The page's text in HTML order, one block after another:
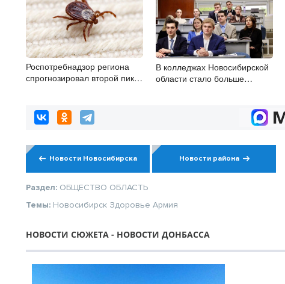
Роспотребнадзор региона
спрогнозировал второй пик
В колледжах Новосибирской
области стало больше
Новости Новосибирска Новости района
Раздел: ОБЩЕСТВО ОБЛАСТЬ
Темы: Новосибирск Здоровье Армия
НОВОСТИ СЮЖЕТА - НОВОСТИ ДОНБАССА